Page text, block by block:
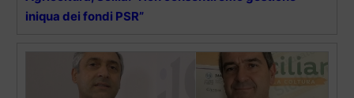
iniqua dei fondi PSR”